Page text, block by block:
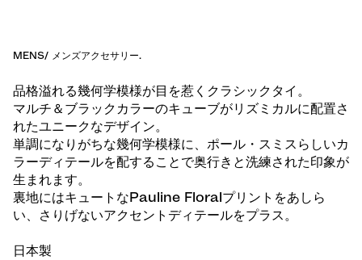
MENS/ メンズアクセサリー.
品格溢れる幾何学模様が目を惹くクラシックタイ。
マルチ＆ブラックカラーのキューブがリズミカルに配置さ
れたユニークなデザイン。
単調になりがちな幾何学模様に、ポール・スミスらしいカ
ラーディテールを配することで奥行きと洗練された印象が
生まれます。
裏地にはキュートなPauline Floralプリントをあしら
い、さりげないアクセントディテールをプラス。
日本製